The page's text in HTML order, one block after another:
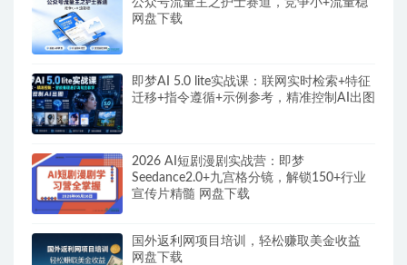
网盘下载
即梦AI 5.0 lite实战课：联网实时检索+特征
迁移+指令遵循+示例参考，精准控制AI出图
2026 AI短剧漫剧实战营：即梦
Seedance2.0+九宫格分镜，解锁150+行业
宣传片精髓 网盘下载
国外返利网项目培训，轻松赚取美金收益
网盘下载